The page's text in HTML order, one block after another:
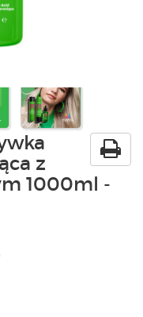
z
1000ml -